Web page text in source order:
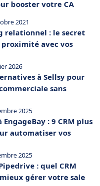
booster votre CA
2021
relationnel : le secret
avec vos
2026
à Sellsy pour
sans
2025
: 9 CRM plus
automatiser vos
2025
: quel CRM
gérer votre sale